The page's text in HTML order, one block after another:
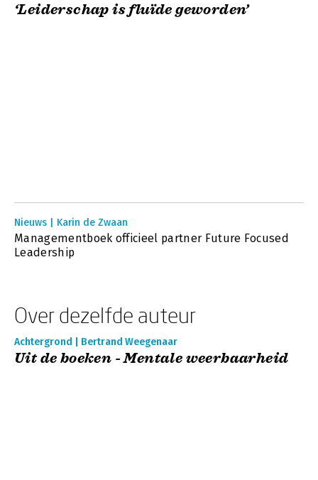
‘Leiderschap is fluïde geworden’
Nieuws | Karin de Zwaan
Managementboek officieel partner Future Focused
Leadership
Over dezelfde auteur
Achtergrond | Bertrand Weegenaar
Uit de boeken - Mentale weerbaarheid